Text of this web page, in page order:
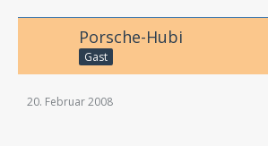
Porsche-Hubi
Gast
20. Februar 2008